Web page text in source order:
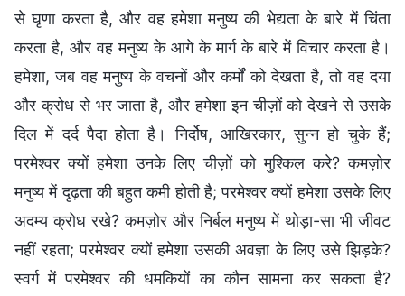
से घृणा करता है, और वह हमेशा मनुष्य की भेद्यता के बारे में चिंता
करता है, और वह मनुष्य के आगे के मार्ग के बारे में विचार करता है।
हमेशा, जब वह मनुष्य के वचनों और कर्मों को देखता है, तो वह दया
और क्रोध से भर जाता है, और हमेशा इन चीज़ों को देखने से उसके
दिल में दर्द पैदा होता है। निर्दोष, आखिरकार, सुन्न हो चुके हैं;
परमेश्वर क्यों हमेशा उनके लिए चीज़ों को मुश्किल करे? कमज़ोर
मनुष्य में दृढ़ता की बहुत कमी होती है; परमेश्वर क्यों हमेशा उसके लिए
अदम्य क्रोध रखे? कमज़ोर और निर्बल मनुष्य में थोड़ा-सा भी जीवट
नहीं रहता; परमेश्वर क्यों हमेशा उसकी अवज्ञा के लिए उसे झिड़के?
स्वर्ग में परमेश्वर की धमकियों का कौन सामना कर सकता है?